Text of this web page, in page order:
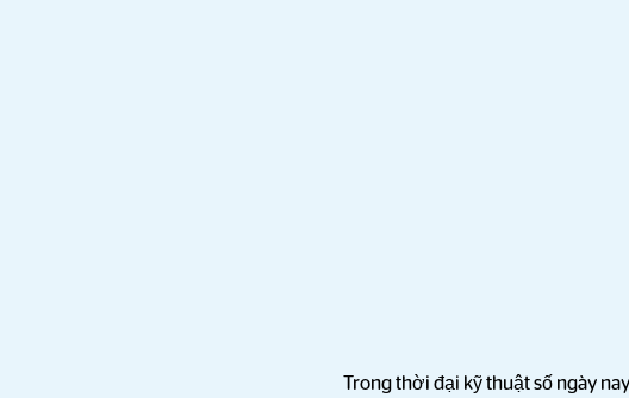
Trong thời đại kỹ thuật số ngày